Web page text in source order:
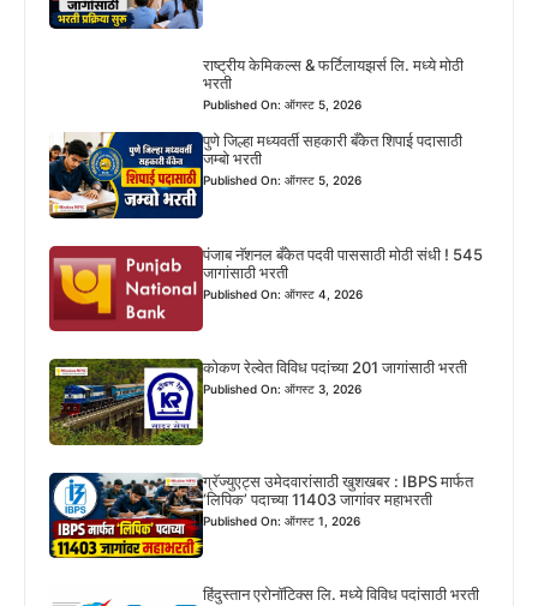
राष्ट्रीय केमिकल्स & फर्टिलायझर्स लि. मध्ये मोठी
भरती
Published On: ऑगस्ट 5, 2026
पुणे जिल्हा मध्यवर्ती सहकारी बँकेत शिपाई पदासाठी
जम्बो भरती
Published On: ऑगस्ट 5, 2026
पंजाब नॅशनल बँकेत पदवी पाससाठी मोठी संधी ! 545
जागांसाठी भरती
Published On: ऑगस्ट 4, 2026
कोकण रेल्वेत विविध पदांच्या 201 जागांसाठी भरती
Published On: ऑगस्ट 3, 2026
ग्रॅज्युएट्स उमेदवारांसाठी खुशखबर : IBPS मार्फत
‘लिपिक’ पदाच्या 11403 जागांवर महाभरती
Published On: ऑगस्ट 1, 2026
हिंदुस्तान एरोनॉटिक्स लि. मध्ये विविध पदांसाठी भरती